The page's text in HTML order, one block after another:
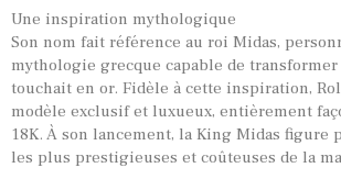
Une inspiration mythologique
Son nom fait référence au roi Midas,
mythologie grecque capable de transformer
touchait en or. Fidèle à cette inspiration,
modèle exclusif et luxueux, entièrement
18K. À son lancement, la King Midas figure
les plus prestigieuses et coûteuses de la